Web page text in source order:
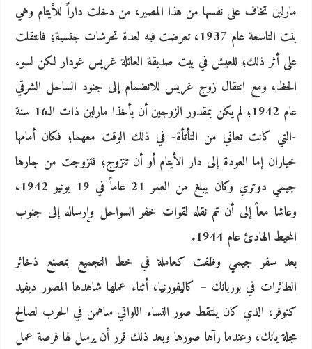
مارلين تخاف على نفسها من هذا المصير، من دخلت داراً للأيتام وهي
بنت التاسعة عام 1937، تعرضت فيه لعدة تحرشات جنسية؛ فانتقلت
على أثر ذلك؛ للعيش في بيت صديقة العائلة غريس غودار لكن لسوء
الحظ، ومع انتقال زوج غريس للانضمام إلى جنود الساحل الشرقي
عام 1942؛ لم يكن بمقدور الزوجين أن يأخذا مارلين ذات الـ16 سنة
-التي كانت تعاني من التأتأة- في ذلك الوقت معهما؛ فكان أمامها
خياران إما العودة إلى دار الأيتام أو أن تتزوج؛ فتزوجت من جارها
جيمي دوتري وكان يبلغ من العمر 21 عاماً في 19 يونيو 1942،
وعاشا معاً إلى أن تم نقله لقوات خفر السواحل وإرساله إلى جنوب
المحيط الهادئ عام 1944.
بعد سفر جيمي وظفت كعاملة في خط التجميع بمصنع ذخائر
الطائرات في بوربانك – كاليفورنيا، أثناء عملها شاهدها المصور ديفيد
كنوفر، الذي كان يلتقط صور النساء اللواتي ساهمن في الحرب لصالح
مجلة يانك، وعندما رآها صورها وبعد ذلك قرر أن يرسل لها فرصة عمل